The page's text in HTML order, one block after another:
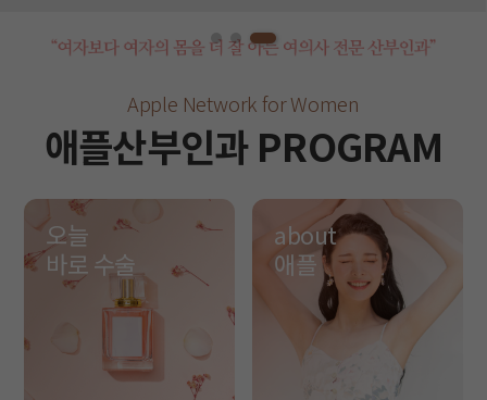
Apple Network for Women
애플산부인과 PROGRAM
오늘
바로 수술
about
애플